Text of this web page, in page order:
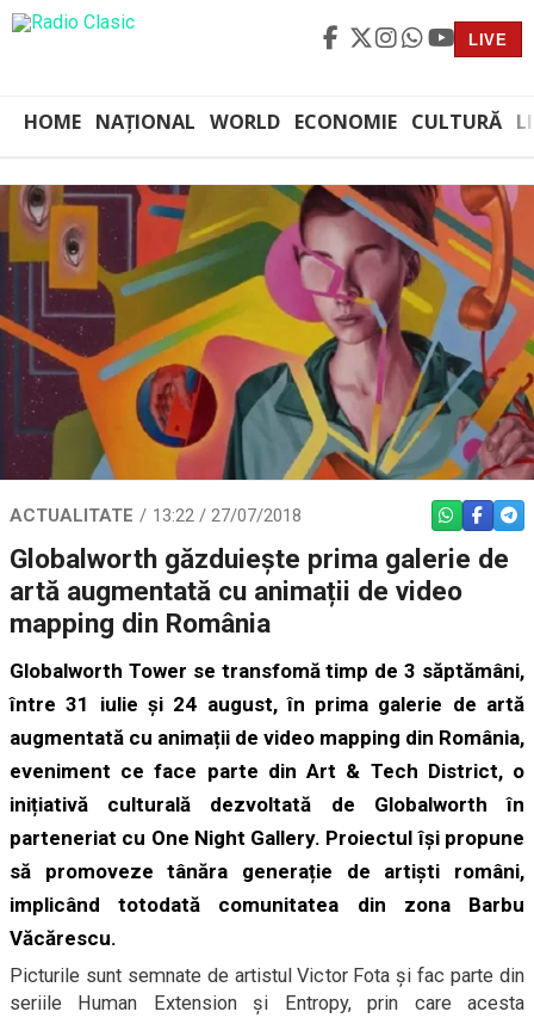
LIVE
HOME NAȚIONAL WORLD ECONOMIE CULTURĂ
ACTUALITATE 13:22 / 27/07/2018 WHATSAPP
Globalworth găzduiește prima galerie de
artă augmentată cu animații de video
mapping din România
Globalworth Tower se transfomă timp de 3 săptămâni,
între 31 iulie și 24 august, în prima galerie de artă
augmentată cu animații de video mapping din România,
eveniment ce face parte din Art & Tech District, o
inițiativă culturală dezvoltată de Globalworth în
parteneriat cu One Night Gallery. Proiectulîși propune
să promoveze tânăra generație de artiști români,
implicând totodată comunitatea din zona Barbu
Văcărescu.
Picturile sunt semnate de artistul Victor Fota și fac parte din
seriile Human Extension și Entropy, prin care acesta